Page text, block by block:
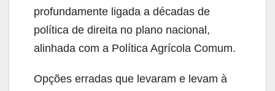
profundamente ligada a décadas de
política de direita no plano nacional,
alinhada com a Política Agrícola Comum.
Opções erradas que levaram e levam à